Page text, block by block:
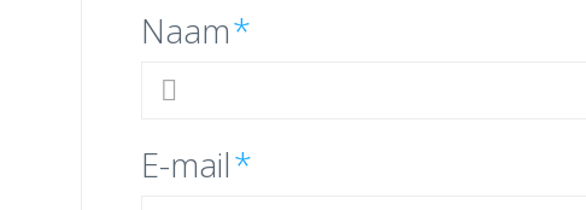
Naam*
E-mail*